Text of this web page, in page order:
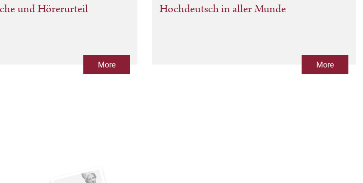
und Hörerurteil
More
Hochdeutsch in aller Munde
More